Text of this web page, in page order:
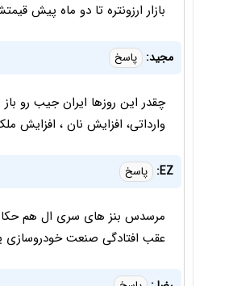
بازار ارزونتره تا دو ماه پیش قیمتش ۱۰ تمن
مجید: پاسخ
چقدر این روزها ایران جیب رو
وارداتی، افزایش نان ، افزایش
EZ: پاسخ
عقب افتادگی صنعت خودروسازی